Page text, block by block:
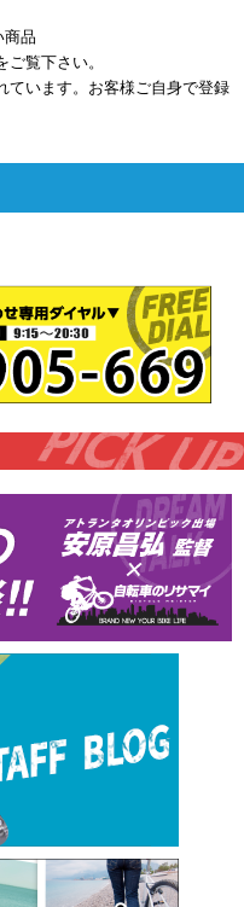
品
覧下さい。
ています。お客様ご自身で登録